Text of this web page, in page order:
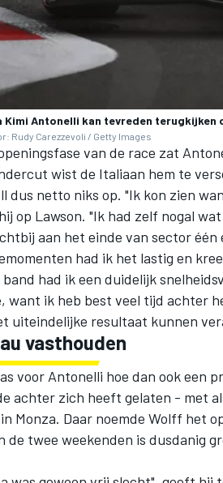
Kimi Antonelli kan tevreden terugkijken
Rudy Carezzevoli / Getty Images
van de race zat
wist de Italiaan hem te
dus netto niks op. "Ik kon zien
op Lawson. "Ik had zelf nogal
aan het einde van sector
had ik het lastig en
had ik een duidelijk
want ik heb best veel tijd achter
uiteindelijke resultaat kunnen
vasthouden
voor Antonelli hoe dan ook een
achter zich heeft gelaten - met
Monza. Daar noemde Wolff het
de twee weekenden is dusdanig